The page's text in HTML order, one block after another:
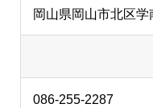
岡山県岡山市北区
086-255-2287